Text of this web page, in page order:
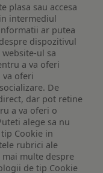
plasa sau accesa
intermediul
ar putea
dispozitivul
ul sa
a va oferi
va oferi
De
dar pot retine
a va oferi o
alege sa nu
Cookie in
rubrici ale
multe despre
de tip Cookie